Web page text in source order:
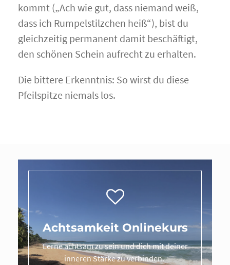
kommt („Ach wie gut, dass niemand weiß,
dass ich Rumpelstilzchen heiß“), bist du
gleichzeitig permanent damit beschäftigt,
den schönen Schein aufrecht zu erhalten.
Die bittere Erkenntnis: So wirst du diese
Pfeilspitze niemals los.
Achtsamkeit Onlinekurs
Lerne achtsam zu sein und dich mit deiner
inneren Stärke zu verbinden.